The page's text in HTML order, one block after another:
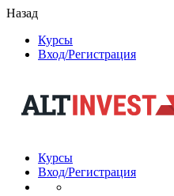
Назад
Курсы
Вход/Регистрация
Курсы
Вход/Регистрация